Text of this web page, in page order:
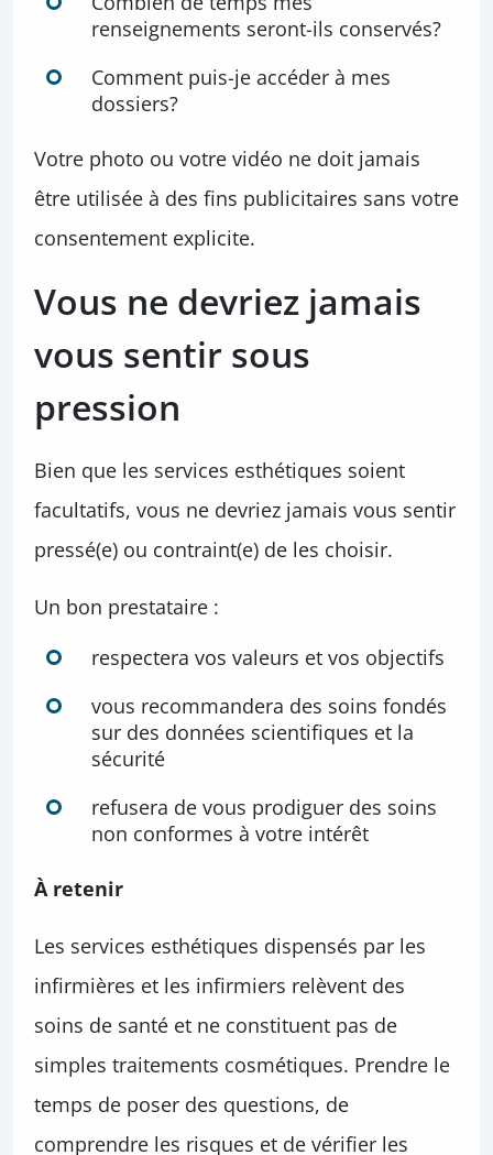
renseignements seront-ils conservés?
Comment puis-je accéder à mes
dossiers?
Votre photo ou votre vidéo ne doit jamais
être utilisée à des fins publicitaires sans votre
consentement explicite.
Vous ne devriez jamais
vous sentir sous
pression
Bien que les services esthétiques soient
facultatifs, vous ne devriez jamais vous sentir
pressé(e) ou contraint(e) de les choisir.
Un bon prestataire :
respectera vos valeurs et vos objectifs
vous recommandera des soins fondés
sur des données scientifiques et la
sécurité
refusera de vous prodiguer des soins
non conformes à votre intérêt
À retenir
Les services esthétiques dispensés par les
infirmières et les infirmiers relèvent des
soins de santé et ne constituent pas de
simples traitements cosmétiques. Prendre le
temps de poser des questions, de
comprendre les risques et de vérifier les